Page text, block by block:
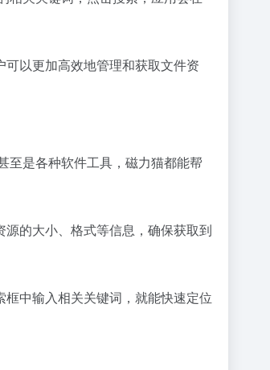
以更加高效地管理和获取文件资
至是各种软件工具，磁力猫都能帮
的大小、格式等信息，确保获取到
中输入相关关键词，就能快速定位